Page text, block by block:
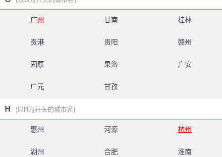
广州 甘南 桂林
贵港 贵阳 赣州
固原 果洛 广安
广元 甘孜
H (以H为开头的城市名)
惠州 河源 杭州
湖州 合肥 淮南